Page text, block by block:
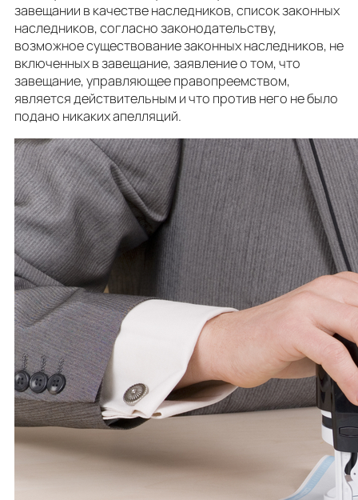
завещании в качестве наследников, список законных
наследников, согласно законодательству,
возможное существование законных наследников, не
включенных в завещание, заявление о том, что
завещание, управляющее правопреемством,
является действительным и что против него не было
подано никаких апелляций.